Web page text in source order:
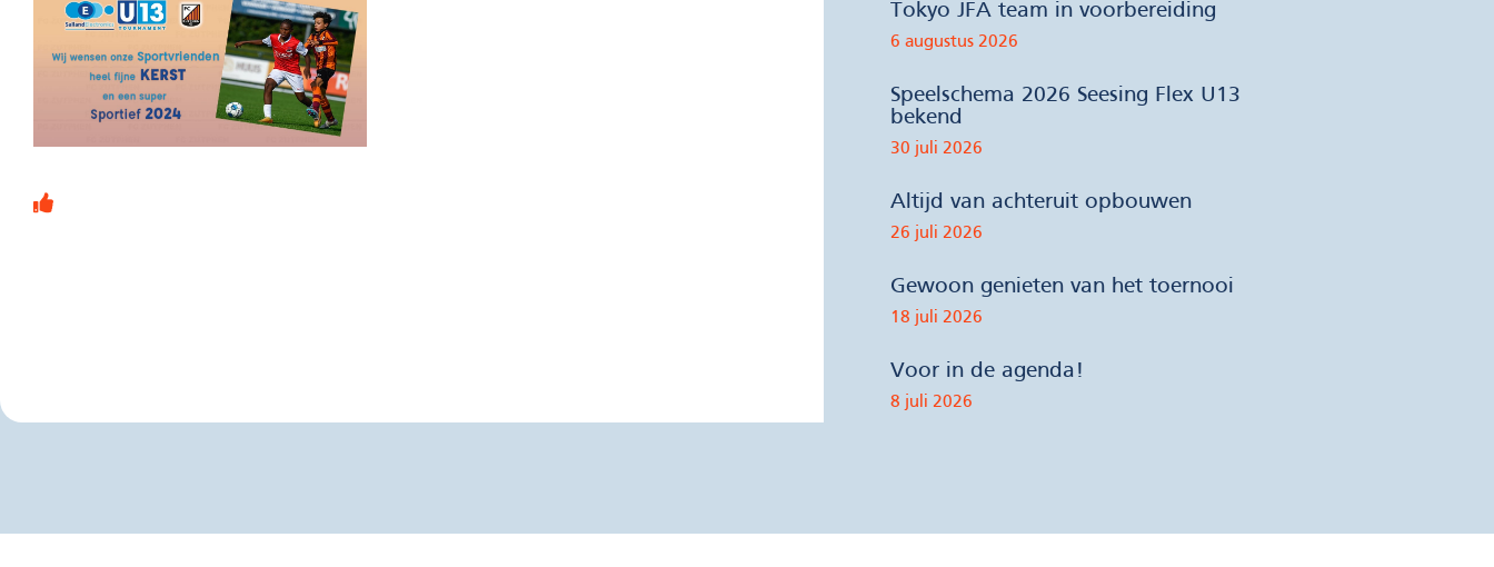
Tokyo JFA team in voorbereiding
6 augustus 2026
Speelschema 2026 Seesing Flex U13
bekend
30 juli 2026
Altijd van achteruit opbouwen
26 juli 2026
Gewoon genieten van het toernooi
18 juli 2026
Voor in de agenda!
8 juli 2026